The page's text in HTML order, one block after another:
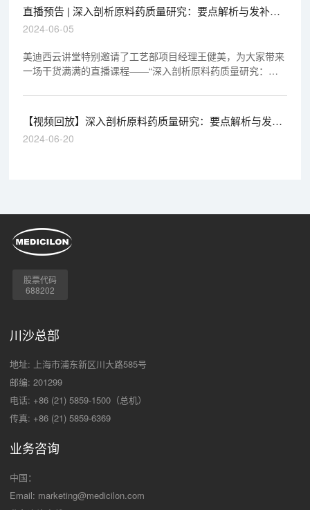
直播预告 | 深入剖析原料药质量研究：要点解析与发补案
例的启示
2024-06-05
美迪西云讲堂特别邀请了工艺部项目经理王健美，为大家带来
一场干货满满的直播课程——“深入剖析原料药质量研究：要
【视频回放】深入剖析原料药质量研究：要点解析与发补
案例的启示
2024-06-20
股票代码
688202
川沙总部
地址: 上海市浦东新区川大路585号
邮编: 201299
电话: +86 (21) 5859-1500（总机）
传真: +86 (21) 5859-6369
业务咨询
中国：
Email: marketing@medicilon.com